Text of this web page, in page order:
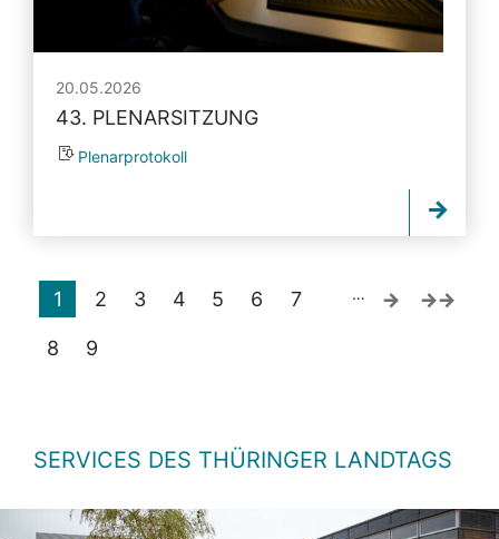
20.05.2026
43. PLENARSITZUNG
Plenarprotokoll
1 2 3 4 5 6 7
8 9
…
SERVICES DES THÜRINGER LANDTAGS